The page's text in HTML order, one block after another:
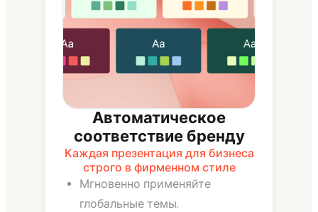
Автоматическое
соответствие бренду
Каждая презентация для бизнеса
строго в фирменном стиле
Мгновенно применяйте
глобальные темы,